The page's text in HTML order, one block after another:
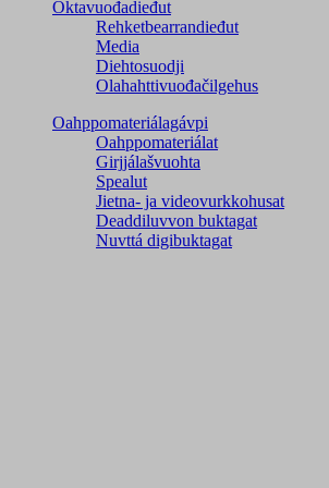
Oktavuođadieđut
Rehketbearrandieđut
Media
Diehtosuodji
Olahahttivuođačilgehus
Oahppomateriálagávpi
Oahppomateriálat
Girjjálašvuohta
Spealut
Jietna- ja videovurkkohusat
Deaddiluvvon buktagat
Nuvttá digibuktagat